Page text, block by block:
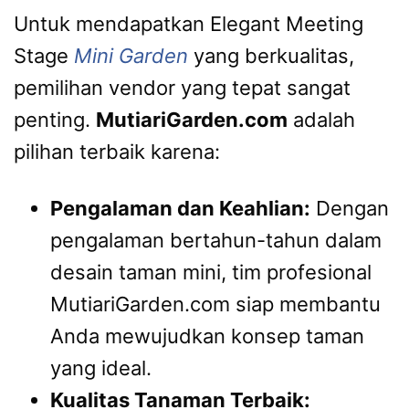
Untuk mendapatkan Elegant Meeting
Stage Mini Garden yang berkualitas,
pemilihan vendor yang tepat sangat
penting. MutiariGarden.com adalah
pilihan terbaik karena:
Pengalaman dan Keahlian: Dengan
pengalaman bertahun-tahun dalam
desain taman mini, tim profesional
MutiariGarden.com siap membantu
Anda mewujudkan konsep taman
yang ideal.
Kualitas Tanaman Terbaik: